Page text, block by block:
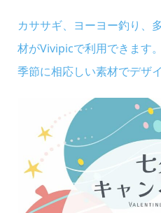
カササギ、ヨーヨー釣り、
材がVivipicで利用できます。
季節に相応しい素材でデザ